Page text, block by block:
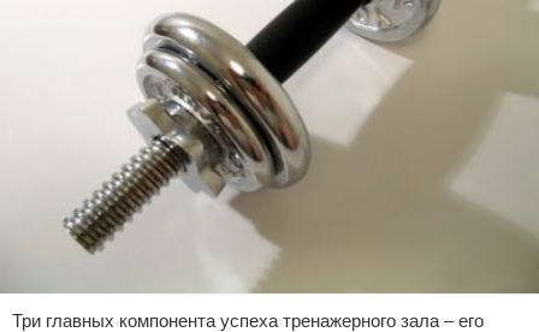
Три главных компонента успеха тренажерного зала – его